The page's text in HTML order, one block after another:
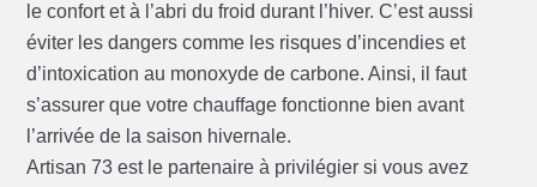
le confort et à l’abri du froid durant l’hiver. C’est aussi
éviter les dangers comme les risques d’incendies et
d’intoxication au monoxyde de carbone. Ainsi, il faut
s’assurer que votre chauffage fonctionne bien avant
l’arrivée de la saison hivernale.
Artisan 73 est le partenaire à privilégier si vous avez